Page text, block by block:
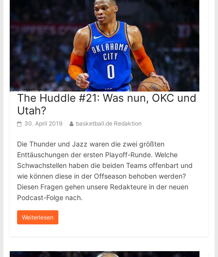
The Huddle #21: Was nun, OKC und
Utah?
30. April 2019 basketball.de Redaktion
Die Thunder und Jazz waren die zwei größten
Enttäuschungen der ersten Playoff-Runde. Welche
Schwachstellen haben die beiden Teams offenbart und
wie können diese in der Offseason behoben werden?
Diesen Fragen gehen unsere Redakteure in der neuen
Podcast-Folge nach.
Weiterlesen